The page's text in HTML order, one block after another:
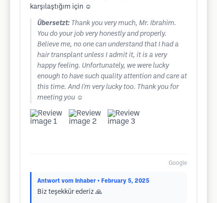
karşılaştığım için ☺️
Übersetzt: Thank you very much, Mr. Ibrahim.
You do your job very honestly and properly.
Believe me, no one can understand that I had a
hair transplant unless I admit it, it is a very
happy feeling. Unfortunately, we were lucky
enough to have such quality attention and care at
this time. And I'm very lucky too. Thank you for
meeting you ☺️
Google
Antwort vom Inhaber • February 5, 2025
Biz teşekkür ederiz 🙏